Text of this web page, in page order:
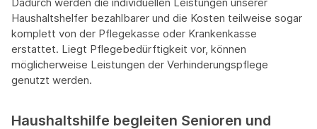
Haushaltshelfer bezahlbarer und die Kosten teilweise sogar
komplett von der Pflegekasse oder Krankenkasse
erstattet. Liegt Pflegebedürftigkeit vor, können
möglicherweise Leistungen der Verhinderungspflege
genutzt werden.
Haushaltshilfe begleiten Senioren und